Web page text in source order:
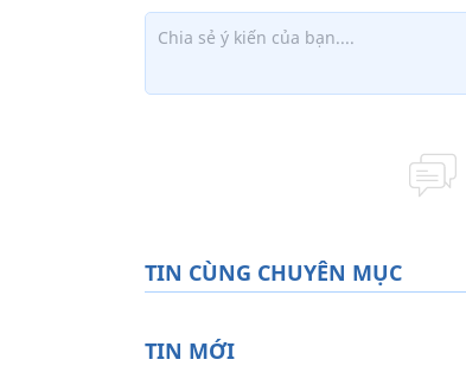
TIN CÙNG CHUYÊN MỤC
TIN MỚI